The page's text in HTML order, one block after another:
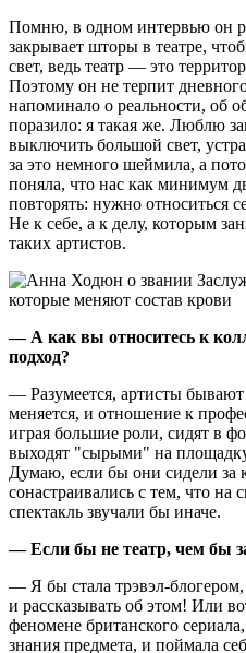
Помню, в одном интервью он
закрывает шторы в театре,
свет, ведь театр — это
Поэтому он не терпит
напоминало о реальности, об
поразило: я такая же. Люблю
выключить большой свет,
за это немного шеймила, а
поняла, что нас как минимум
повторять: нужно относиться
Не к себе, а к делу, которым
таких артистов.
— А как вы относитесь к
подход?
— Разумеется, артисты
меняется, и отношение к
играя большие роли, сидят в
выходят "сырыми" на
Думаю, если бы они сидели за
сонастраивались с тем, что на
спектакль звучали бы иначе.
— Если бы не театр, чем бы
— Я бы стала трэвэл-
и рассказывать об этом! Или
феномене британского
знания предмета, и поймала